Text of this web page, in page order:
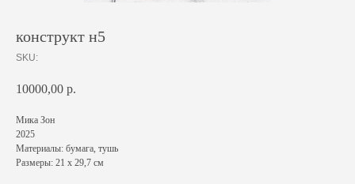
конструкт н5
SKU:
10000,00 р.
Мика Зон
2025
Материалы: бумага, тушь
Размеры: 21 х 29,7 см